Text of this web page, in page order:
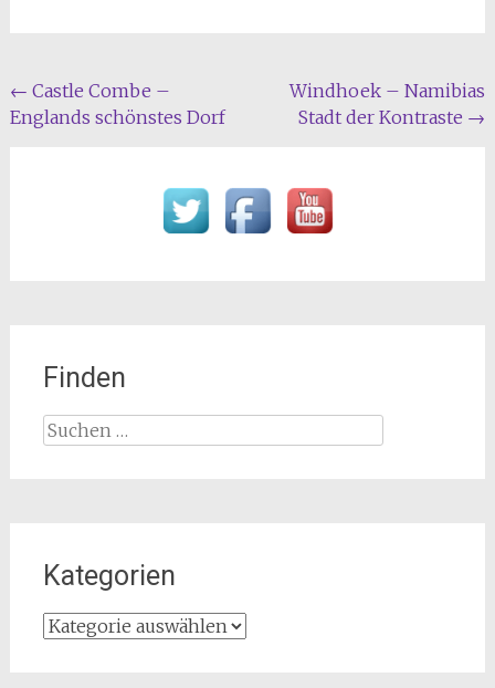
Beitragsnavigation
← Castle Combe –
Englands schönstes Dorf
Windhoek – Namibias
Stadt der Kontraste →
Finden
Suchen
Kategorien
Kategorien